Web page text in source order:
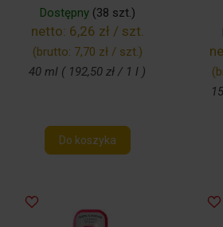
Dostępny(38 szt.)
netto: 6,26 zł / szt.
(brutto: 7,70 zł / szt.)
40 ml ( 192,50 zł / 1 l )
Do koszyka